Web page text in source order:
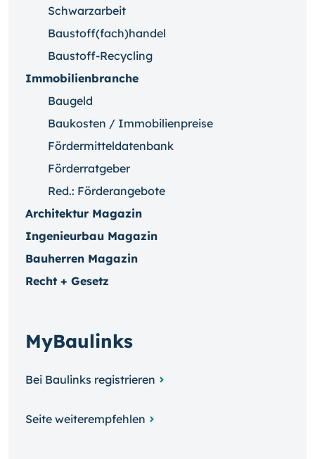
Schwarzarbeit
Baustoff(fach)handel
Baustoff-Recycling
Immobilienbranche
Baugeld
Baukosten / Immobilienpreise
Fördermitteldatenbank
Förderratgeber
Red.: Förderangebote
Architektur Magazin
Ingenieurbau Magazin
Bauherren Magazin
Recht + Gesetz
MyBaulinks
Bei Baulinks registrieren
Seite weiterempfehlen